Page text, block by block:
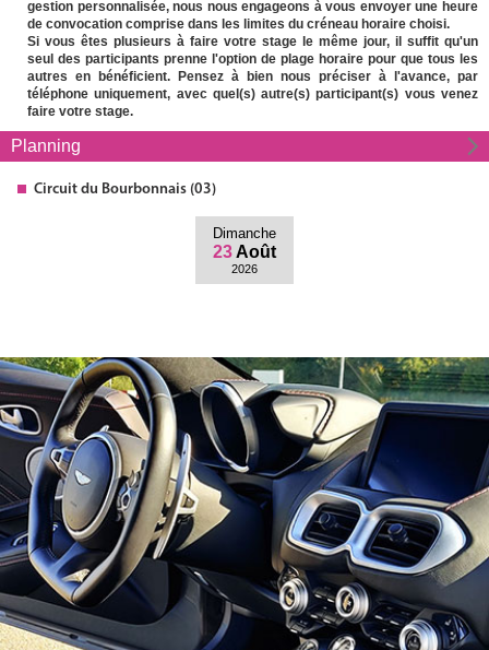
gestion personnalisée, nous nous engageons à vous envoyer une heure
de convocation comprise dans les limites du créneau horaire choisi.
Si vous êtes plusieurs à faire votre stage le même jour, il suffit qu'un
seul des participants prenne l'option de plage horaire pour que tous les
autres en bénéficient. Pensez à bien nous préciser à l'avance, par
téléphone uniquement, avec quel(s) autre(s) participant(s) vous venez
faire votre stage.
Planning
Circuit du Bourbonnais (03)
Dimanche
23 Août
2026